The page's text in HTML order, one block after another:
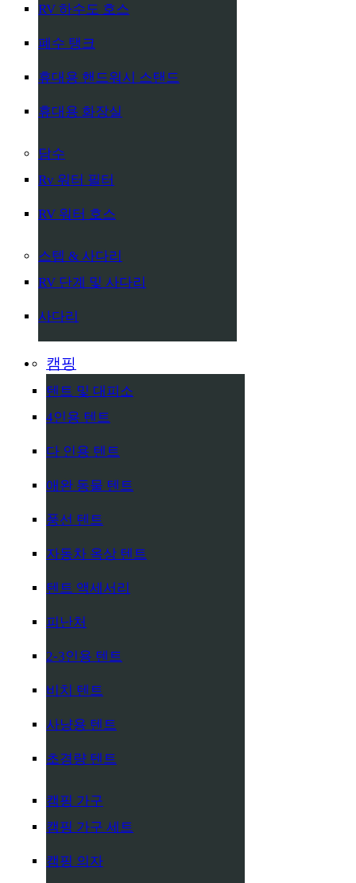
RV 하수도 호스
폐수 탱크
휴대용 핸드워시 스탠드
휴대용 화장실
담수
Rv 워터 필터
RV 워터 호스
스텝 & 사다리
RV 단계 및 사다리
사다리
캠핑
텐트 및 대피소
4인용 텐트
다 인용 텐트
애완 동물 텐트
풍선 텐트
자동차 옥상 텐트
텐트 액세서리
피난처
2-3인용 텐트
비치 텐트
사냥용 텐트
초경량 텐트
캠핑 가구
캠핑 가구 세트
캠핑 의자